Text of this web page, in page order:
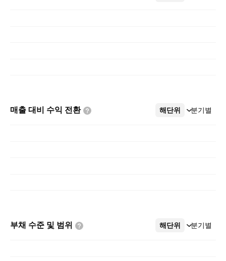
매출 대비 수익 전환 해단위 분기별
더보기
부채 수준 및 범위 해단위 분기별
더보기